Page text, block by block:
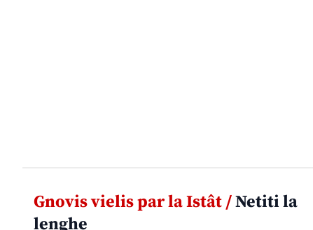
Gnovis vielis par la Istât /Netiti la
lenghe